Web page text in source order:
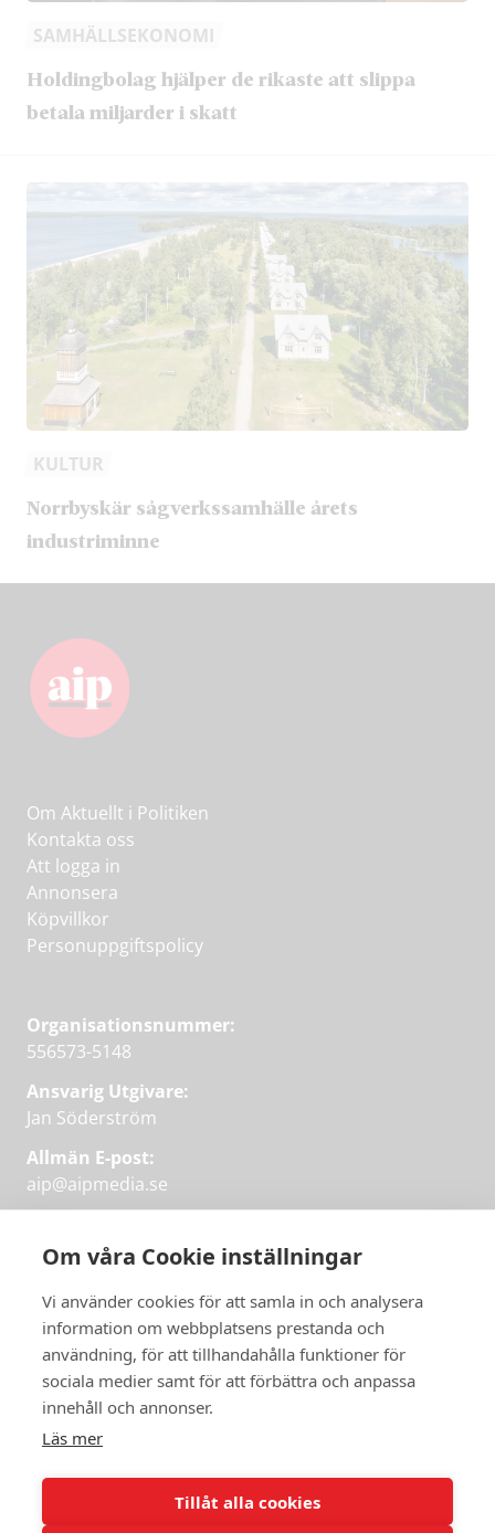
Om våra Cookie inställningar
Vi använder cookies för att samla in och analysera
information om webbplatsens prestanda och
användning, för att tillhandahålla funktioner för
sociala medier samt för att förbättra och anpassa
innehåll och annonser.
Läs mer
Tillåt alla cookies
första månaden
gratis.
SAMHÄLLSEKONOMI
Holdingbolag hjälper de rikaste att slippa
betala miljarder i skatt
KULTUR
Norrbyskär sågverkssamhälle årets
industriminne
Om Aktuellt i Politiken
Kontakta oss
Att logga in
Annonsera
Köpvillkor
Personuppgiftspolicy
Organisationsnummer:
556573-5148
Ansvarig Utgivare:
Jan Söderström
Allmän E-post:
aip@aipmedia.se
aip@flowyinfo.seeller 08-1210 60 40.
Instagram
LinkedIn
Twitter
Facebook
Få veckans bästa
artiklar på mejlen
PRENUMERERA